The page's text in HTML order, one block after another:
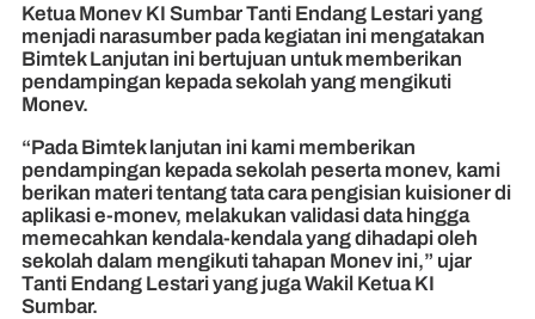
Ketua Monev KI Sumbar Tanti Endang Lestari yang
menjadi narasumber pada kegiatan ini mengatakan
Bimtek Lanjutan ini bertujuan untuk memberikan
pendampingan kepada sekolah yang mengikuti
Monev.
“Pada Bimtek lanjutan ini kami memberikan
pendampingan kepada sekolah peserta monev, kami
berikan materi tentang tata cara pengisian kuisioner di
aplikasi e-monev, melakukan validasi data hingga
memecahkan kendala-kendala yang dihadapi oleh
sekolah dalam mengikuti tahapan Monev ini,” ujar
Tanti Endang Lestari yang juga Wakil Ketua KI
Sumbar.